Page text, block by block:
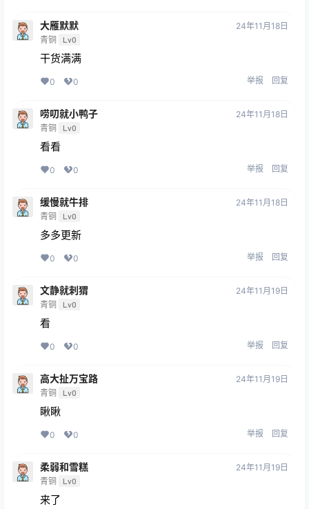
大雁默默
青铜 Lv0
24年11月18日
干货满满
0 0 举报 回复
唠叨就小鸭子
青铜 Lv0
24年11月18日
看看
0 0 举报 回复
缓慢就牛排
青铜 Lv0
24年11月18日
多多更新
0 0 举报 回复
文静就刺猬
青铜 Lv0
24年11月19日
看
0 0 举报 回复
高大扯万宝路
青铜 Lv0
24年11月19日
瞅瞅
0 0 举报 回复
柔弱和雪糕
青铜 Lv0
24年11月19日
来了